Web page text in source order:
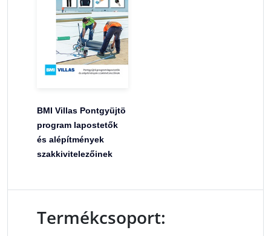
BMI Villas Pontgyüjtö
program lapostetők
és alépítmények
szakkivitelezőinek
Termékcsoport: